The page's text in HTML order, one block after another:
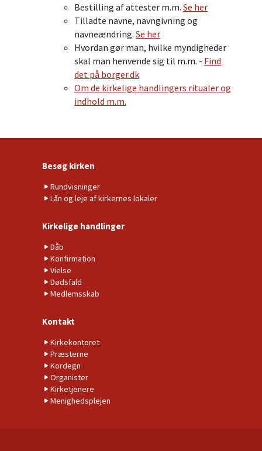
Bestilling af attester m.m. Se her
Tilladte navne, navngivning og
navneændring. Se her
Hvordan gør man, hvilke myndigheder
skal man henvende sig til m.m. - Find
det på borger.dk
Om de kirkelige handlingers ritualer og
indhold m.m.
Besøg kirken
Rundvisninger
Lån og leje af kirkernes lokaler
Kirkelige handlinger
Dåb
Konfirmation
Vielse
Dødsfald
Medlemsskab
Kontakt
Kirkekontoret
Præsterne
Kordegn
Organister
Kirketjenere
Menighedsplejen